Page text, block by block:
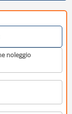
noleggio